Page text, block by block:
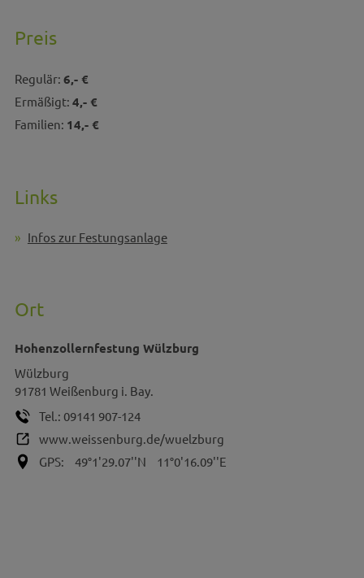
Preis
Regulär: 6,- €
Ermäßigt: 4,- €
Familien: 14,- €
Links
Infos zur Festungsanlage
Ort
Hohenzollernfestung Wülzburg
Wülzburg
91781 Weißenburg i. Bay.
Tel.: 09141 907-124
www.weissenburg.de/wuelzburg
GPS:
49°1'29.07''N 11°0'16.09''E